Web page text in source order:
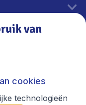
van
cookies
technologieën